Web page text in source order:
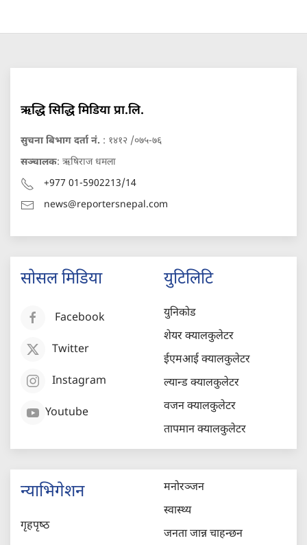
ऋद्धि सिद्धि मिडिया प्रा.लि.
सुचना बिभाग दर्ता नं. : १४१२ /०७५-७६
सञ्चालक: ऋषिराज धमला
+977 01-5902213/14
news@reportersnepal.com
सोसल मिडिया
Facebook
Twitter
Instagram
Youtube
युटिलिटि
युनिकोड
शेयर क्यालकुलेटर
ईएमआई क्यालकुलेटर
ल्यान्ड क्यालकुलेटर
वजन क्यालकुलेटर
तापमान क्यालकुलेटर
न्याभिगेशन
गृहपृष्‍ठ
मनोरञ्जन
स्वास्थ्य
जनता जान्न चाहन्छन